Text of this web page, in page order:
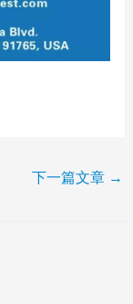
下一篇文章 →